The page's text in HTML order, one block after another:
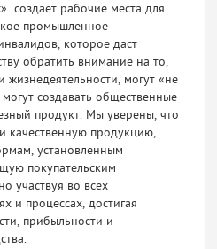
рабочие места для
промышленное
которое даст
обратить внимание на то,
могут «не
создавать общественные
продукт. Мы уверены, что
качественную продукцию,
установленным
покупательским
участвуя во всех
и процессах, достигая
прибыльности и